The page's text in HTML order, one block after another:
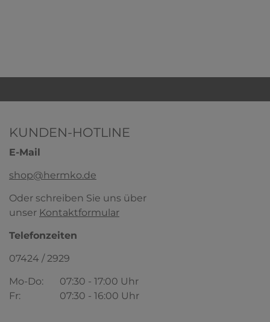
KUNDEN-HOTLINE
E-Mail
shop@hermko.de
Oder schreiben Sie uns über
unser Kontaktformular
Telefonzeiten
07424 / 2929
Mo-Do:
07:30 - 17:00 Uhr
Fr:
07:30 - 16:00 Uhr